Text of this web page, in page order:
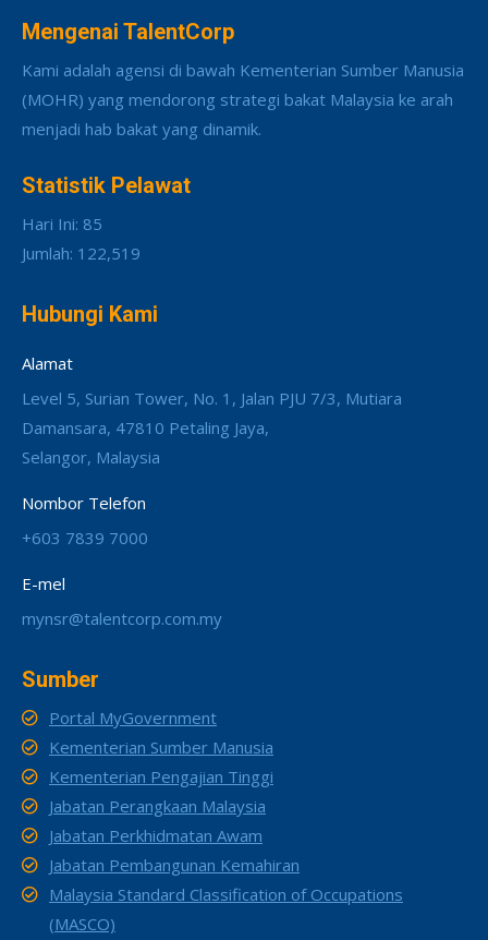
Mengenai TalentCorp
Kami adalah agensi di bawah Kementerian Sumber Manusia
(MOHR) yang mendorong strategi bakat Malaysia ke arah
menjadi hab bakat yang dinamik.
Statistik Pelawat
Hari Ini: 85
Jumlah: 122,519
Hubungi Kami
Alamat
Level 5, Surian Tower, No. 1, Jalan PJU 7/3, Mutiara
Damansara, 47810 Petaling Jaya,
Selangor, Malaysia
Nombor Telefon
+603 7839 7000
E-mel
mynsr@talentcorp.com.my
Sumber
Portal MyGovernment
Kementerian Sumber Manusia
Kementerian Pengajian Tinggi
Jabatan Perangkaan Malaysia
Jabatan Perkhidmatan Awam
Jabatan Pembangunan Kemahiran
Malaysia Standard Classification of Occupations
(MASCO)